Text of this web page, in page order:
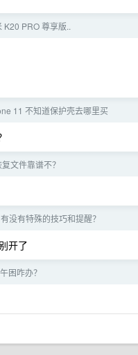
K20 PRO 尊享版..
11 不知道保护壳去哪里买
文件靠谱不？
没有特殊的技巧和提醒？
开了
困咋办？